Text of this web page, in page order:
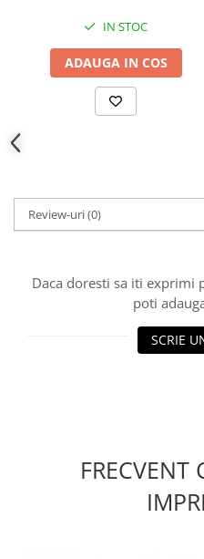
IN STOC
ADAUGA IN COS
Review-uri(0)
Daca doresti sa iti exprimi
poti
SCRIE
FRECVENT